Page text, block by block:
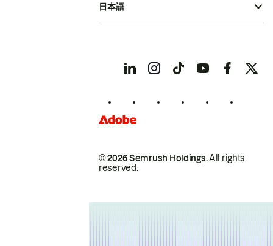
© 2026 Semrush Holdings.All rights
reserved.
日本語